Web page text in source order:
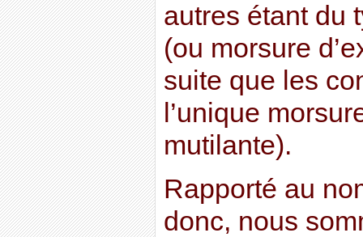
autres étant du
(ou morsure
suite que les
l’unique
mutilante).
Rapporté au
donc, nous